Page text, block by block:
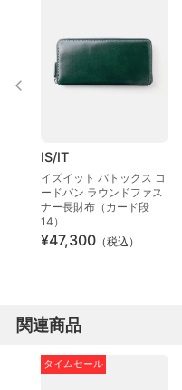
IS/IT
イズイット バトックス コ
ードバン ラウンドファス
ナー長財布（カード段
14）
¥47,300 （税込）
関連商品
タイムセール